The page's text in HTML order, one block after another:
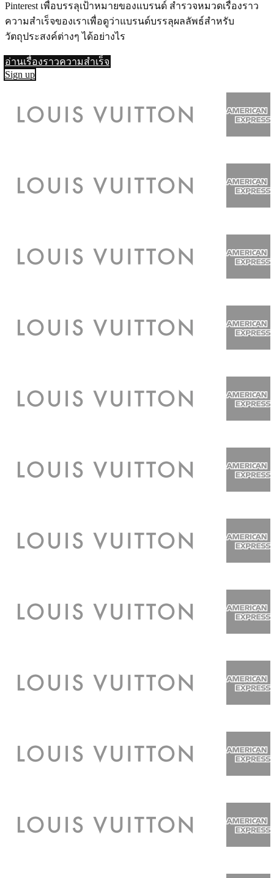
Pinterest เพื่อบรรลุเป้าหมายของแบรนด์ สำรวจหมวดเรื่องราว
ความสำเร็จของเราเพื่อดูว่าแบรนด์บรรลุผลลัพธ์สำหรับ
วัตถุประสงค์ต่างๆ ได้อย่างไร
อ่านเรื่องราวความสำเร็จ
Sign up